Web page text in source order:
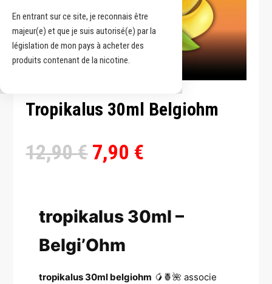
En entrant sur ce site, je reconnais être
majeur(e) et que je suis autorisé(e) par la
législation de mon pays à acheter des
produits contenant de la nicotine.
Tropikalus 30ml Belgiohm
12,90€ Le
était :
12,90 €.
7,90 €
est :
tropikalus 30ml –
Belgi’Ohm
tropikalus 30ml belgiohm 🥭🍍🌺 associe